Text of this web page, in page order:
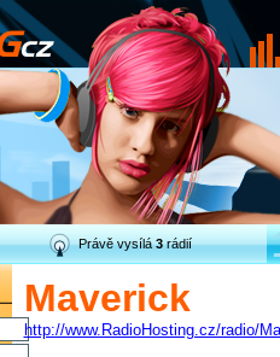
Právě vysílá3rádií
Maverick
http://www.RadioHosting.cz/radio/